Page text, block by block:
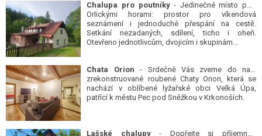
Chalupa pro poutníky- Jedinečné místo pod
Orlickými horami: prostor pro víkendová
seznámení i jednoduché přespání na cestě.
Setkání nezadaných, sdílení, ticho i oheň.
Otevřeno jednotlivcům, dvojicím i skupinám...
Chata Orion - Srdečně Vás zveme do naší
zrekonstruované roubené Chaty Orion, která se
nachází v oblíbené lyžařské obci Velká Úpa,
patřící k městu Pec pod Sněžkou v Krkonoších.
Lašské chalupy- Dopřejte si příjemnou